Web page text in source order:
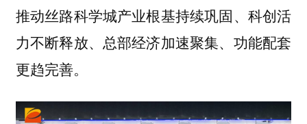
推动丝路科学城产业根基持续巩固、科创活
力不断释放、总部经济加速聚集、功能配套
更趋完善。